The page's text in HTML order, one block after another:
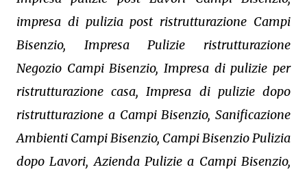
impresa di pulizia post ristrutturazione Campi
Bisenzio, Impresa Pulizie ristrutturazione
Negozio Campi Bisenzio, Impresa di pulizie per
ristrutturazione casa, Impresa di pulizie dopo
ristrutturazione a Campi Bisenzio, Sanificazione
Ambienti Campi Bisenzio, Campi Bisenzio Pulizia
dopo Lavori, Azienda Pulizie a Campi Bisenzio,